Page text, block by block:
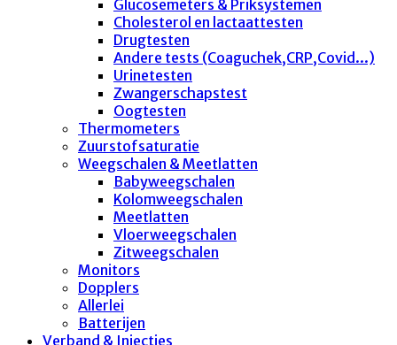
Glucosemeters & Priksystemen
Cholesterol en lactaattesten
Drugtesten
Andere tests (Coaguchek,CRP,Covid...)
Urinetesten
Zwangerschapstest
Oogtesten
Thermometers
Zuurstofsaturatie
Weegschalen & Meetlatten
Babyweegschalen
Kolomweegschalen
Meetlatten
Vloerweegschalen
Zitweegschalen
Monitors
Dopplers
Allerlei
Batterijen
Verband & Injecties